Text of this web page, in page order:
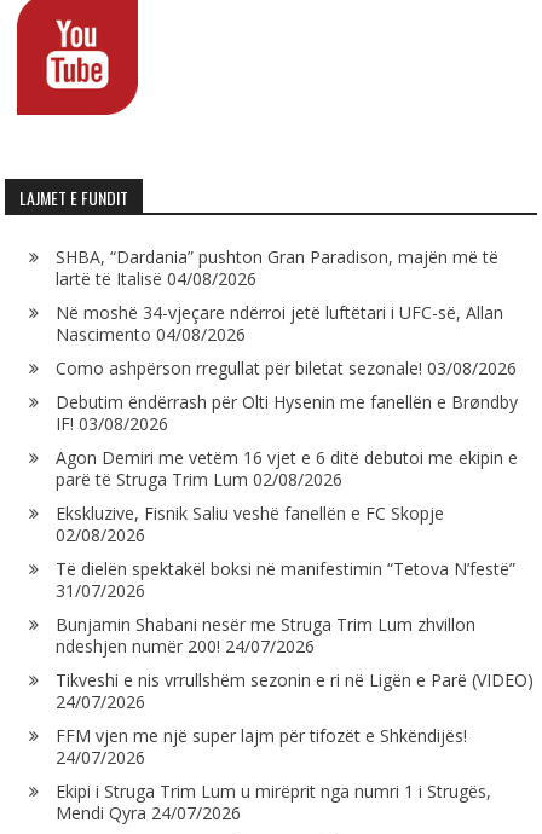
LAJMET E FUNDIT
SHBA, “Dardania” pushton Gran Paradison, majën më të
lartë të Italisë 04/08/2026
Në moshë 34-vjeçare ndërroi jetë luftëtari i UFC-së, Allan
Nascimento 04/08/2026
Como ashpërson rregullat për biletat sezonale! 03/08/2026
Debutim ëndërrash për Olti Hysenin me fanellën e Brøndby
IF! 03/08/2026
Agon Demiri me vetëm 16 vjet e 6 ditë debutoi me ekipin e
parë të Struga Trim Lum 02/08/2026
Ekskluzive, Fisnik Saliu veshë fanellën e FC Skopje
02/08/2026
Të dielën spektakël boksi në manifestimin “Tetova N’festë”
31/07/2026
Bunjamin Shabani nesër me Struga Trim Lum zhvillon
ndeshjen numër 200! 24/07/2026
Tikveshi e nis vrrullshëm sezonin e ri në Ligën e Parë (VIDEO)
24/07/2026
FFM vjen me një super lajm për tifozët e Shkëndijës!
24/07/2026
Ekipi i Struga Trim Lum u mirëprit nga numri 1 i Strugës,
Mendi Qyra 24/07/2026